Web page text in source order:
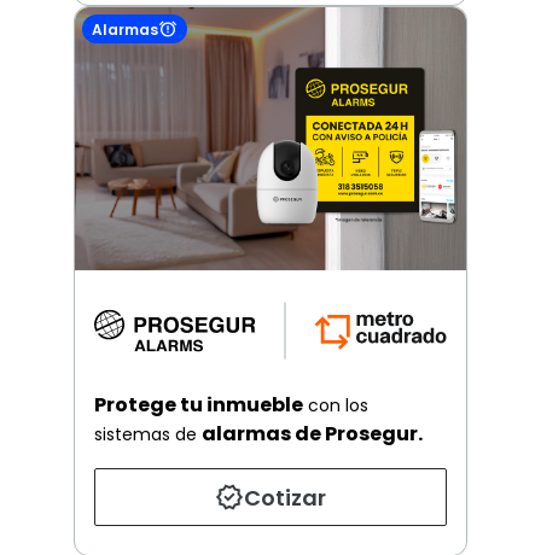
Alarmas
Protege tu inmueble con los
sistemas de alarmas de Prosegur.
Cotizar